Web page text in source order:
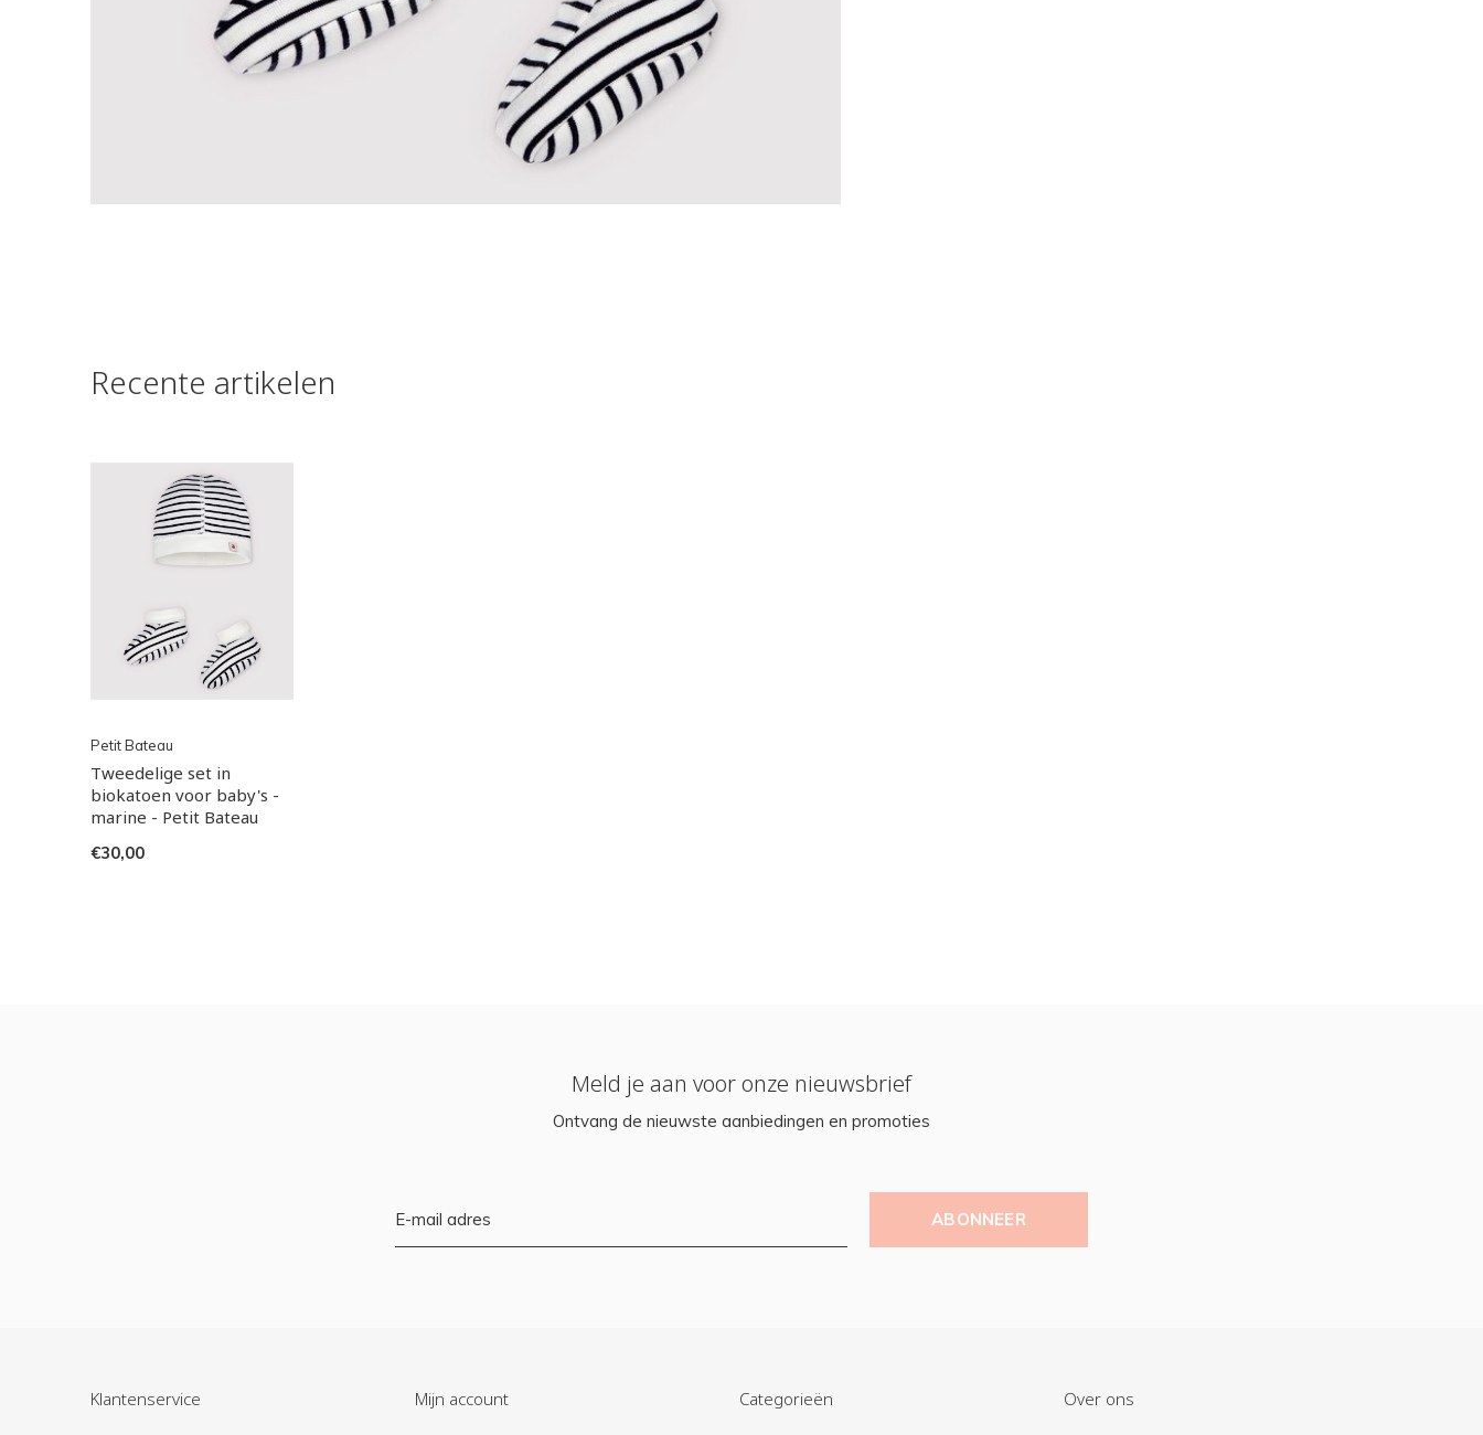
Recente artikelen
Petit Bateau
Tweedelige set in
biokatoen voor baby's -
marine - Petit Bateau
€30,00
Meld je aan voor onze nieuwsbrief
Ontvang de nieuwste aanbiedingen en promoties
ABONNEER
Klantenservice Mijn account Categorieën Over ons